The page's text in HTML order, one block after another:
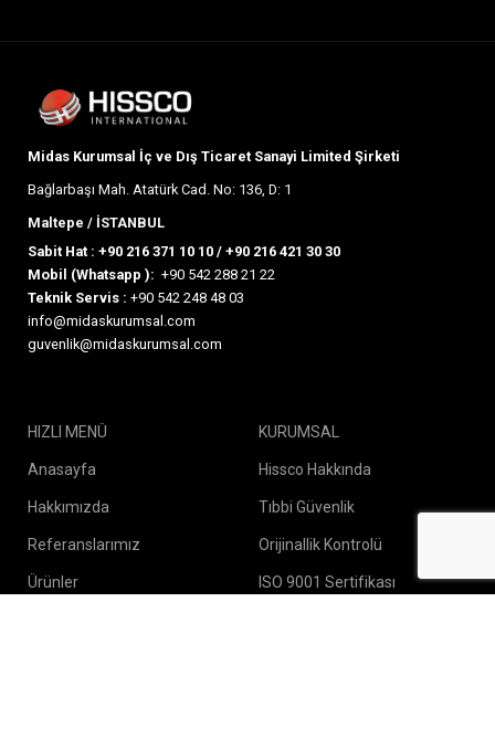
Midas Kurumsal İç ve Dış Ticaret Sanayi Limited Şirketi
Bağlarbaşı Mah. Atatürk Cad. No: 136, D: 1
Maltepe / İSTANBUL
Sabit Hat :+90 216 371 10 10 /+90 216 421 30 30
Mobil (Whatsapp ): +90 542 288 21 22
Teknik Servis : +90 542 248 48 03
info@midaskurumsal.com
guvenlik@midaskurumsal.com
HIZLI MENÜ
Anasayfa
Hakkımızda
Referanslarımız
Ürünler
KURUMSAL
Hissco Hakkında
Tıbbi Güvenlik
Orijinallik Kontrolü
ISO 9001 Sertifikası